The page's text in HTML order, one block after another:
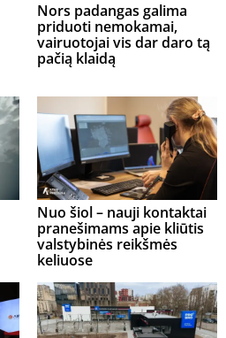
Nors padangas galima
priduoti nemokamai,
vairuotojai vis dar daro tą
pačią klaidą
Nuo šiol – nauji kontaktai
pranešimams apie kliūtis
valstybinės reikšmės
keliuose